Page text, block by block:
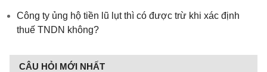
Công ty ủng hộ tiền lũ lụt thì có được trừ khi xác định
thuế TNDN không?
CÂU HỎI MỚI NHẤT